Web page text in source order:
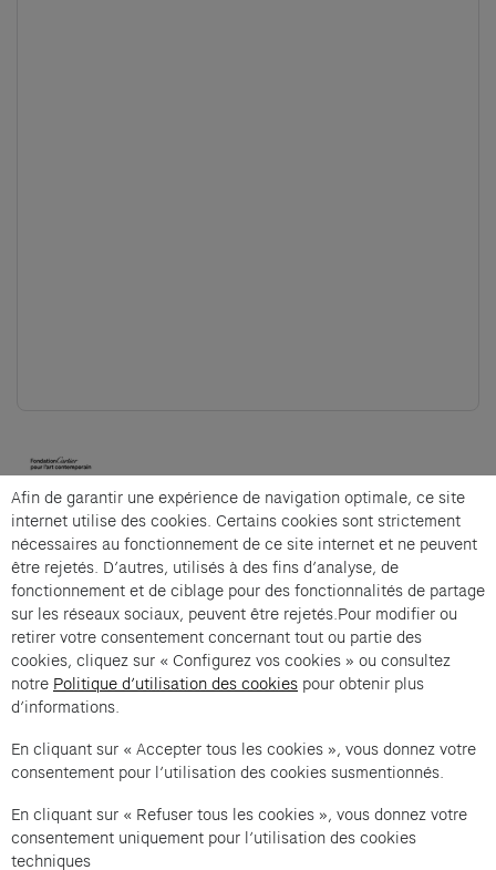
Cartier et Compagnie
La visite-atelier — « L'Atelier général » is an offer
from Cartier et Compagnie .
Imprint of the organizer(opens in a new tab)
Data privacy of the organizer(opens in
General terms and conditions of the organizer
Cookie settings (opens in a new tab)
Data privacy policy (opens in a new tab)
Accessibility
Support(opens in a new tab)
Afin de garantir une expérience de navigation optimale, ce site
internet utilise des cookies. Certains cookies sont strictement
nécessaires au fonctionnement de ce site internet et ne peuvent
être rejetés. D’autres, utilisés à des fins d’analyse, de
fonctionnement et de ciblage pour des fonctionnalités de partage
sur les réseaux sociaux, peuvent être rejetés.Pour modifier ou
retirer votre consentement concernant tout ou partie des
cookies, cliquez sur « Configurez vos cookies » ou consultez
notre Politique d’utilisation des cookies pour obtenir plus
d’informations.
En cliquant sur « Accepter tous les cookies », vous donnez votre
consentement pour l’utilisation des cookies susmentionnés.
En cliquant sur « Refuser tous les cookies », vous donnez votre
consentement uniquement pour l’utilisation des cookies
techniques